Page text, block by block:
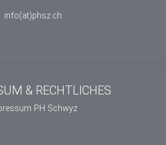
info(at)phsz.ch
& RECHTLICHES
PH Schwyz